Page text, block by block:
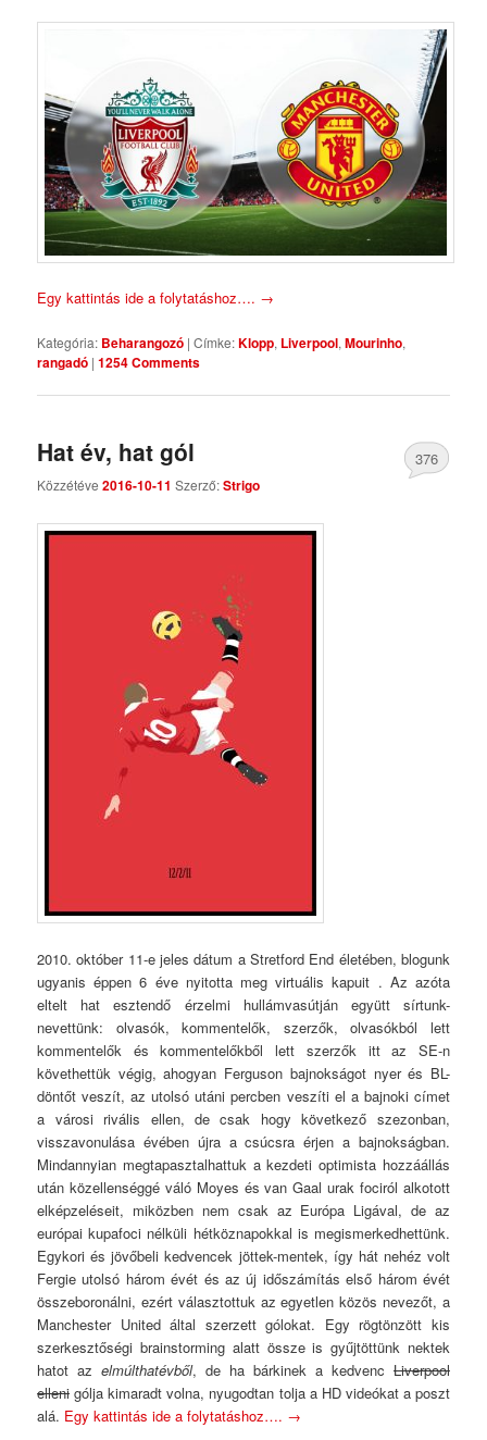
Egy kattintás ide a folytatáshoz…. →
Kategória: Beharangozó |Címke:Klopp, Liverpool,Mourinho,
rangadó |1254 Comments
Hat év, hat gól
Közzétéve2016-10-11 Szerző:Strigo
376
2010. október 11-e jeles dátum a Stretford End életében, blogunk
ugyanis éppen 6 éve nyitotta meg virtuális kapuit . Az azóta
eltelt hat esztendő érzelmi hullámvasútján együtt sírtunk-
nevettünk: olvasók, kommentelők, szerzők, olvasókból lett
kommentelők és kommentelőkből lett szerzők itt az SE-n
követhettük végig, ahogyan Ferguson bajnokságot nyer és BL-
döntőt veszít, az utolsó utáni percben veszíti el a bajnoki címet
a városi rivális ellen, de csak hogy következő szezonban,
visszavonulása évében újra a csúcsra érjen a bajnokságban.
Mindannyian megtapasztalhattuk a kezdeti optimista hozzáállás
után közellenséggé váló Moyes és van Gaal urak fociról alkotott
elképzeléseit, miközben nem csak az Európa Ligával, de az
európai kupafoci nélküli hétköznapokkal is megismerkedhettünk.
Egykori és jövőbeli kedvencek jöttek-mentek, így hát nehéz volt
Fergie utolsó három évét és az új időszámítás első három évét
összeboronálni, ezért választottuk az egyetlen közös nevezőt, a
Manchester United által szerzett gólokat. Egy rögtönzött kis
szerkesztőségi brainstorming alatt össze is gyűjtöttünk nektek
hatot azelmúlthatévből, de ha bárkinek a kedvenc Liverpool
elleni gólja kimaradt volna, nyugodtan tolja a HD videókat a poszt
alá. Egy kattintás ide a folytatáshoz…. →